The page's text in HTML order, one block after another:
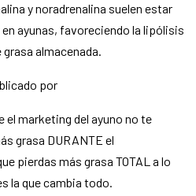
y noradrenalina suelen estar
ayunas, favoreciendo la lipólisis
almacenada.
por
el marketing del ayuno no te
grasa DURANTE el
pierdas más grasa TOTAL a lo
la que cambia todo.